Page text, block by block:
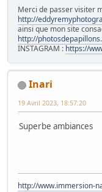
Merci de passer visiter
http://
ainsi que mon site
http://
INSTAGRAM : https://
Inari
19 Avril 2023, 18:57:20
Superbe ambiances
http://www.immersion-